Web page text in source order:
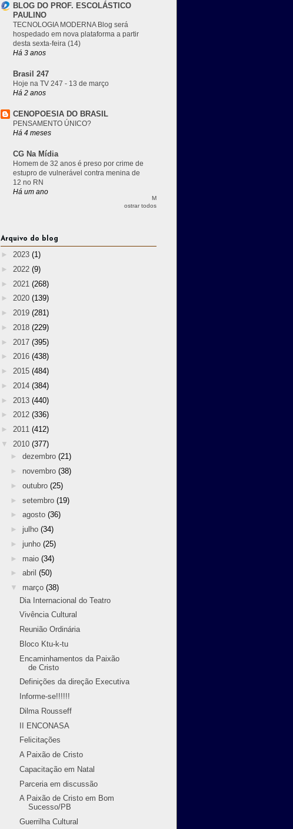
BLOG DO PROF. ESCOLÁSTICO
PAULINO
TECNOLOGIA MODERNA Blog será
hospedado em nova plataforma a partir
desta sexta-feira (14)
Há 3 anos
Brasil 247
Hoje na TV 247 - 13 de março
Há 2 anos
CENOPOESIA DO BRASIL
PENSAMENTO ÚNICO?
Há 4 meses
CG Na Mídia
Homem de 32 anos é preso por crime de
estupro de vulnerável contra menina de
12 no RN
Há um ano
M
ostrar todos
Arquivo do blog
► 2023 (1)
► 2022 (9)
► 2021 (268)
► 2020 (139)
► 2019 (281)
► 2018 (229)
► 2017 (395)
► 2016 (438)
► 2015 (484)
► 2014 (384)
► 2013 (440)
► 2012 (336)
► 2011 (412)
▼ 2010 (377)
► dezembro (21)
► novembro (38)
► outubro (25)
► setembro (19)
► agosto (36)
► julho (34)
► junho (25)
► maio (34)
► abril (50)
▼ março (38)
Dia Internacional do Teatro
Vivência Cultural
Reunião Ordinária
Bloco Ktu-k-tu
Encaminhamentos da Paixão
de Cristo
Definições da direção Executiva
Informe-se!!!!!!
Dilma Rousseff
II ENCONASA
Felicitações
A Paixão de Cristo
Capacitação em Natal
Parceria em discussão
A Paixão de Cristo em Bom
Sucesso/PB
Guerrilha Cultural